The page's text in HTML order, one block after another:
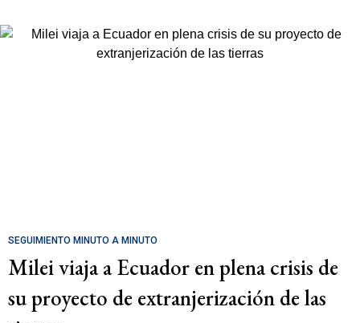
SEGUIMIENTO MINUTO A MINUTO
Milei viaja a Ecuador en plena crisis de
su proyecto de extranjerización de las